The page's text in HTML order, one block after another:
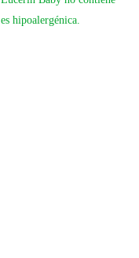
hipoalergénica.